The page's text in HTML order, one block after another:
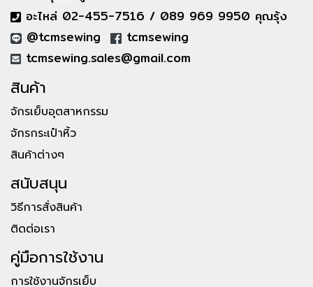
อะไหล่ 02-455-7516 / 089 969 9950 คุณรุ้ง
@tcmsewing
tcmsewing
tcmsewing.sales@gmail.com
สินค้า
จักรเย็บอุตสาหกรรม
จักรกระเป๋าหิ้ว
สินค้าต่างๆ
สนับสนุน
วิธีการสั่งสินค้า
ติดต่อเรา
คู่มือการใช้งาน
การใช้งานจักรเย็บ